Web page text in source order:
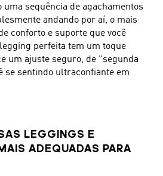
uma sequência de agachamentos
andando por aí, o mais
conforto e suporte que você
perfeita tem um toque
um ajuste seguro, de "segunda
se sentindo ultraconfiante em
LEGGINGS E
ADEQUADAS PARA